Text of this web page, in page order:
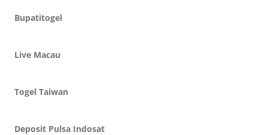
Bupatitogel
Live Macau
Togel Taiwan
Deposit Pulsa Indosat